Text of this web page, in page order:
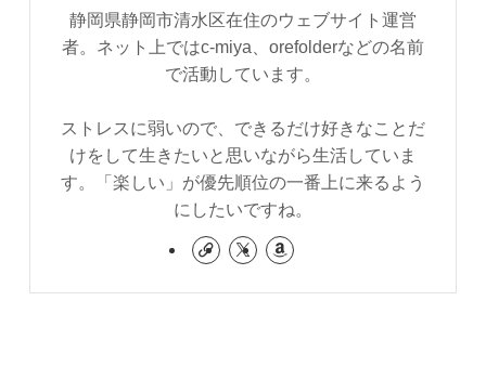
静岡県静岡市清水区在住のウェブサイト運営
者。ネット上ではc-miya、orefolderなどの名前
で活動しています。
ストレスに弱いので、できるだけ好きなことだ
けをして生きたいと思いながら生活していま
す。「楽しい」が優先順位の一番上に来るよう
にしたいですね。